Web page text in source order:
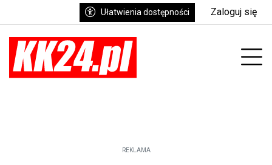
Ułatwienia dostępności Zaloguj się
REKLAMA